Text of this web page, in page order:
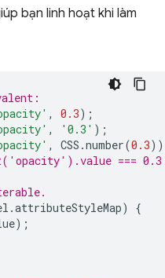
bạn linh hoạt khi làm
, 0.3);
, '0.3' );
, CSS .number(0.3
=== 0.3
.attributeStyleMap)
{
);